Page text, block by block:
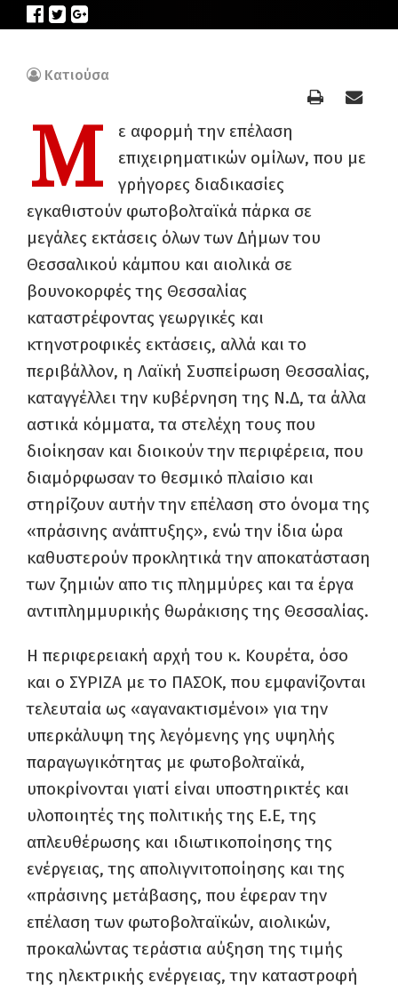
Κατιούσα
Μ
ε αφορμή την επέλαση
επιχειρηματικών ομίλων, που με
γρήγορες διαδικασίες
εγκαθιστούν φωτοβολταϊκά πάρκα σε
μεγάλες εκτάσεις όλων των Δήμων του
Θεσσαλικού κάμπου και αιολικά σε
βουνοκορφές της Θεσσαλίας
καταστρέφοντας γεωργικές και
κτηνοτροφικές εκτάσεις, αλλά και το
περιβάλλον, η Λαϊκή Συσπείρωση Θεσσαλίας,
καταγγέλλει την κυβέρνηση της Ν.Δ, τα άλλα
αστικά κόμματα, τα στελέχη τους που
διοίκησαν και διοικούν την περιφέρεια, που
διαμόρφωσαν το θεσμικό πλαίσιο και
στηρίζουν αυτήν την επέλαση στο όνομα της
«πράσινης ανάπτυξης», ενώ την ίδια ώρα
καθυστερούν προκλητικά την αποκατάσταση
των ζημιών απο τις πλημμύρες και τα έργα
αντιπλημμυρικής θωράκισης της Θεσσαλίας.
Η περιφερειακή αρχή του κ. Κουρέτα, όσο
και ο ΣΥΡΙΖΑ με το ΠΑΣΟΚ, που εμφανίζονται
τελευταία ως «αγανακτισμένοι» για την
υπερκάλυψη της λεγόμενης γης υψηλής
παραγωγικότητας με φωτοβολταϊκά,
υποκρίνονται γιατί είναι υποστηρικτές και
υλοποιητές της πολιτικής της Ε.Ε, της
απλευθέρωσης και ιδιωτικοποίησης της
ενέργειας, της απολιγνιτοποίησης και της
«πράσινης μετάβασης, που έφεραν την
επέλαση των φωτοβολταϊκών, αιολικών,
προκαλώντας τεράστια αύξηση της τιμής
της ηλεκτρικής ενέργειας, την καταστροφή